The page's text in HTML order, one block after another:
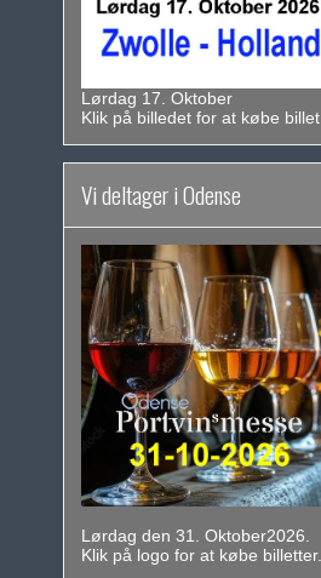
Lørdag 17. Oktober
Klik på billedet for at købe billet
Vi deltager i Odense
Lørdag den 31. Oktober2026.
Klik på logo for at købe billetter.